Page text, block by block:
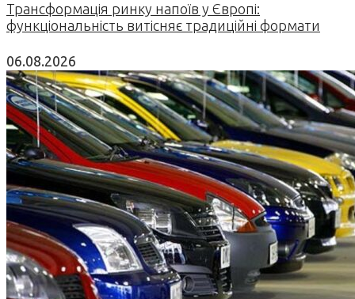
Трансформація ринку напоїв у Європі:
функціональність витісняє традиційні формати
06.08.2026